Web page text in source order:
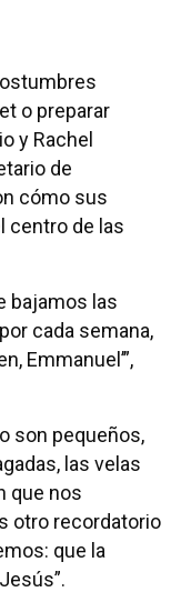
o preparar
y Rachel
de
cómo sus
centro de las
bajamos las
cada semana,
Emmanuel’”,
son pequeños,
las velas
que nos
otro recordatorio
que la